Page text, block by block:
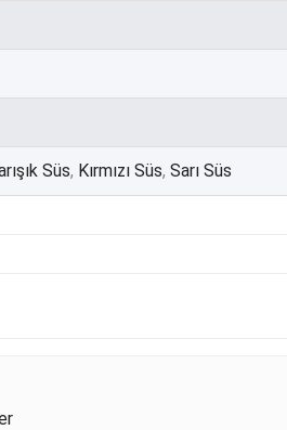
Süs, Kırmızı Süs, Sarı Süs